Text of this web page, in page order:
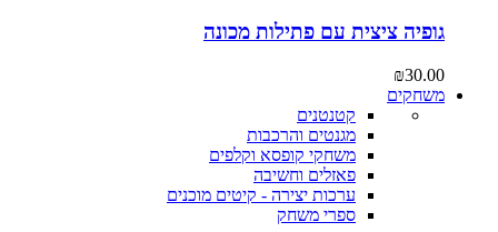
גופיה ציצית עם פתילות מכונה
₪30.00
משחקים
קטנטנים
מגנטים והרכבות
משחקי קופסא וקלפים
פאזלים וחשיבה
ערכות יצירה - קיטים מוכנים
ספרי משחק